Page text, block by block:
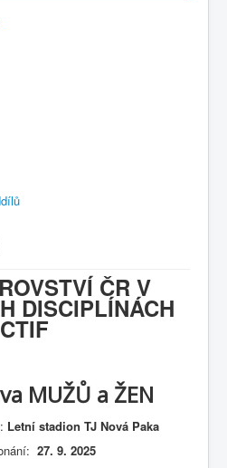
ČR V
DISCIPLÍNÁCH
CTIF
MUŽŮ a ŽEN
Letní stadion TJ Nová Paka
27. 9. 2025